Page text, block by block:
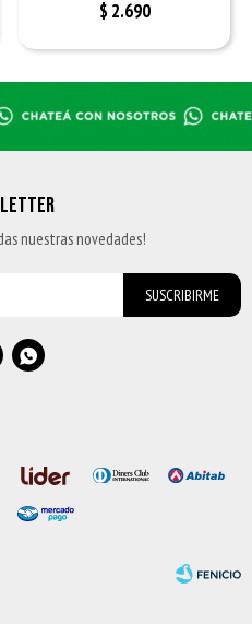
$ 2.690
nuestras novedades!
SUSCRIBIRME
